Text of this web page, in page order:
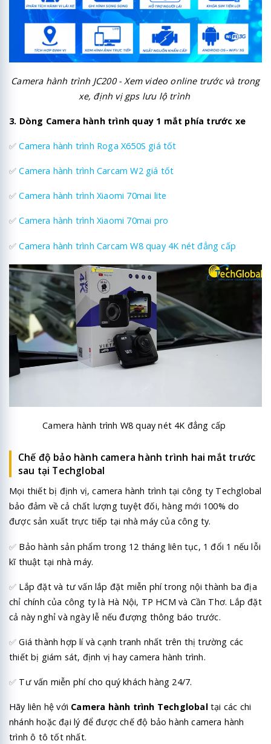
Camera hành trình JC200 - Xem video online trước và trong
xe, định vị gps lưu lộ trình
3. Dòng Camera hành trình quay 1 mắt phía trước xe
✅ Camera hành trình Roga X650S giá tốt
✅ Camera hành trình Carcam W2 giá tốt
✅ Camera hành trình Xiaomi 70mai lite
✅ Camera hành trình Xiaomi 70mai pro
✅ Camera hành trình Carcam W8 quay 4K nét đẳng cấp
Camera hành trình W8 quay nét 4K đẳng cấp
Chế độ bảo hành camera hành trình hai mắt trước
sau tại Techglobal
Mọi thiết bị định vị, camera hành trình tại công ty Techglobal
bảo đảm về cả chất lượng tuyệt đối, hàng mới 100% do
được sản xuất trực tiếp tại nhà máy của công ty.
✅ Bảo hành sản phẩm trong 12 tháng liên tục, 1 đổi 1 nếu lỗi
kĩ thuật tại nhà máy.
✅ Lắp đặt và tư vấn lắp đặt miễn phí trong nội thành ba địa
chỉ chính của công ty là Hà Nội, TP HCM và Cần Thơ. Lắp đặt
cả này nghỉ và ngày lễ nếu đượng thông báo trước.
✅Giá thành hợp lí và cạnh tranh nhất trên thị trường các
thiết bị giám sát, định vị hay camera hành trình.
✅ Tư vấn miễn phí cho quý khách hàng 24/7.
Hãy liên hệ với Camera hành trình Techglobaltại các chi
nhánh hoặc đại lý để được chế độ bảo hành camera hành
trình ô tô tốt nhất.